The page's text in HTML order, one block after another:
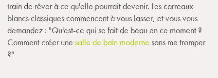
train de rêver à ce qu'elle pourrait devenir. Les carreaux
blancs classiques commencent à vous lasser, et vous vous
demandez : "Qu'est-ce qui se fait de beau en ce moment ?
Comment créer une salle de bain moderne sans me tromper
?"